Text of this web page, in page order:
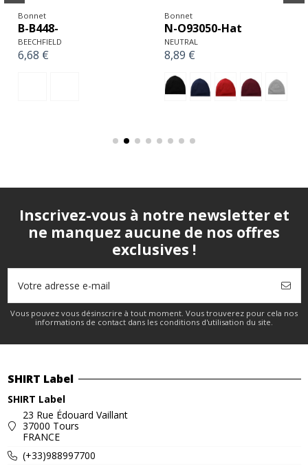
Bonnet
B-B448-
BEECHFIELD
6,68 €
Bonnet
N-O93050-Hat
NEUTRAL
8,89 €
Inscrivez-vous à notre newsletter et
ne manquez aucune de nos offres
exclusives !
Vous pouvez vous désinscrire à tout moment. Vous trouverez pour cela nos
informations de contact dans les conditions d'utilisation du site.
SHIRT Label
SHIRT Label
23 Rue Édouard Vaillant
37000 Tours
FRANCE
(+33)988997700